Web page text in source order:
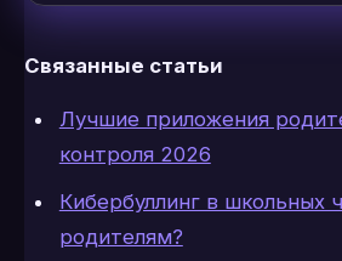
Связанные статьи
Лучшие приложения
контроля 2026
Кибербуллинг в школьных
родителям?